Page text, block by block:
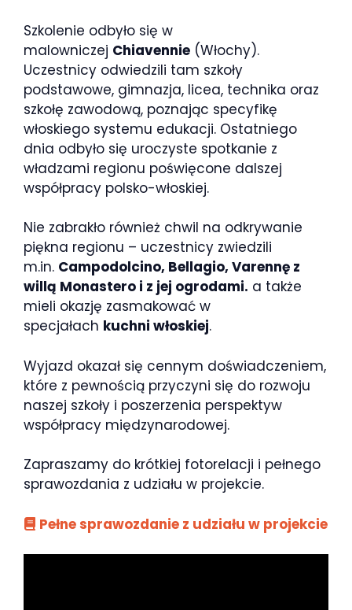
Szkolenie odbyło się w
malowniczej Chiavennie (Włochy).
Uczestnicy odwiedzili tam szkoły
podstawowe, gimnazja, licea, technika oraz
szkołę zawodową, poznając specyfikę
włoskiego systemu edukacji. Ostatniego
dnia odbyło się uroczyste spotkanie z
władzami regionu poświęcone dalszej
współpracy polsko-włoskiej.
Nie zabrakło również chwil na odkrywanie
piękna regionu – uczestnicy zwiedzili
m.in. Campodolcino, Bellagio, Varennę z
willą Monastero i z jej ogrodami. a także
mieli okazję zasmakować w
specjałach kuchni włoskiej.
Wyjazd okazał się cennym doświadczeniem,
które z pewnością przyczyni się do rozwoju
naszej szkoły i poszerzenia perspektyw
współpracy międzynarodowej.
Zapraszamy do krótkiej fotorelacji i pełnego
sprawozdania z udziału w projekcie.
Pełne sprawozdanie z udziału w projekcie